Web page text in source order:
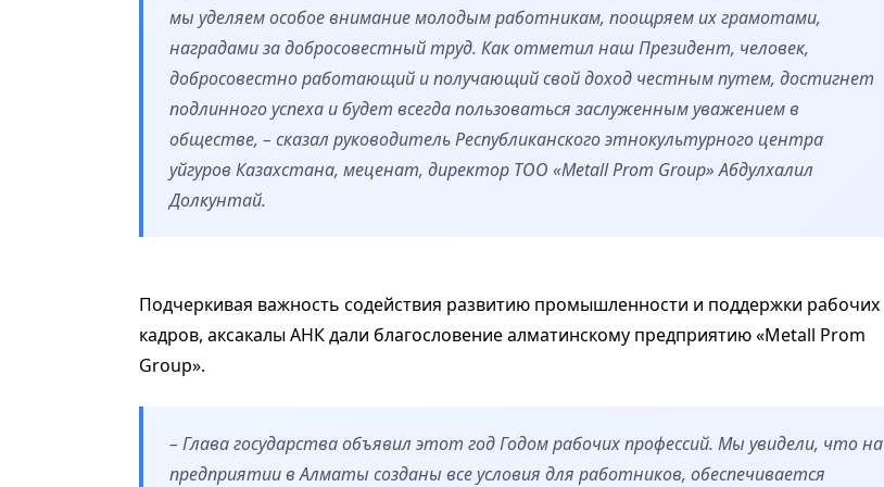
мы уделяем особое внимание молодым работникам, поощряем их грамотами,
наградами за добросовестный труд. Как отметил наш Президент, человек,
добросовестно работающий и получающий свой доход честным путем, достигнет
подлинного успеха и будет всегда пользоваться заслуженным уважением в
обществе, – сказал руководитель Республиканского этнокультурного центра
уйгуров Казахстана, меценат, директор ТОО «Metall Prom Group» Абдулхалил
Долкунтай.
Подчеркивая важность содействия развитию промышленности и поддержки рабочих
кадров, аксакалы АНК дали благословение алматинскому предприятию «Metall Prom
Group».
– Глава государства объявил этот год Годом рабочих профессий. Мы увидели, что на
предприятии в Алматы созданы все условия для работников, обеспечивается